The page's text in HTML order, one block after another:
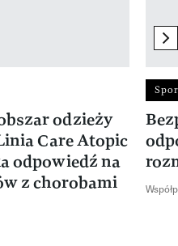
odzieży
Care Atopic
odpowiedź na
z chorobami